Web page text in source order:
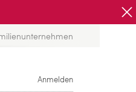
Anmelden